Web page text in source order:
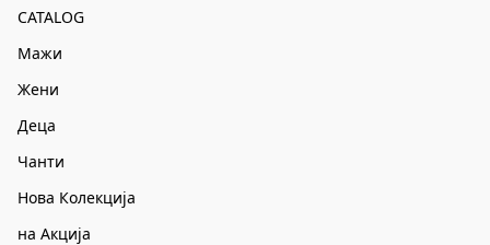
CATALOG
Мажи
Жени
Деца
Чанти
Нова Колекција
на Акција